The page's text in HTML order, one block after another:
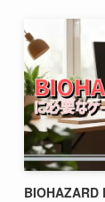
BIOHAZARD